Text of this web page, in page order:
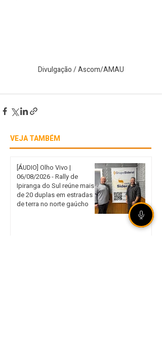
Divulgação / Ascom/AMAU
VEJA TAMBÉM
[ÁUDIO] Olho Vivo |
06/08/2026 - Rally de
Ipiranga do Sul reúne mais
de 20 duplas em estradas
de terra no norte gaúcho